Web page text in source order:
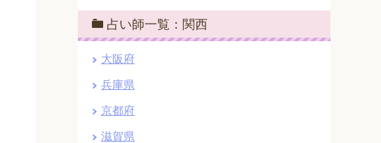
占い師一覧：関西
大阪府
兵庫県
京都府
滋賀県